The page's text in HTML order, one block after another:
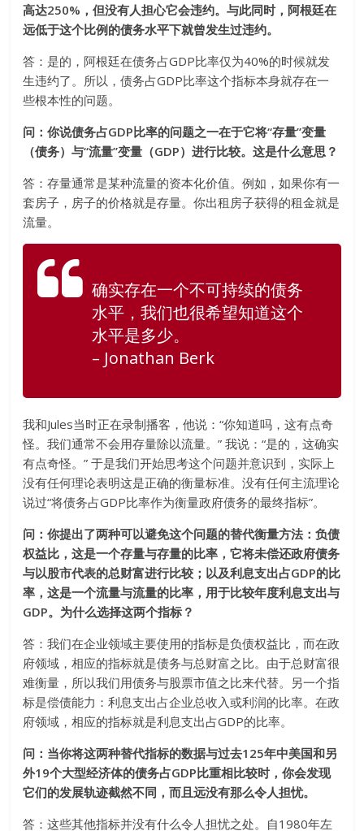
高达250%，但没有人担心它会违约。与此同时，阿根廷在
远低于这个比例的债务水平下就曾发生过违约。
答：是的，阿根廷在债务占GDP比率仅为40%的时候就发
生违约了。所以，债务占GDP比率这个指标本身就存在一
些根本性的问题。
问：你说债务占GDP比率的问题之一在于它将“存量”变量
（债务）与“流量”变量（GDP）进行比较。这是什么意思？
答：存量通常是某种流量的资本化价值。例如，如果你有一
套房子，房子的价格就是存量。你出租房子获得的租金就是
流量。
确实存在一个不可持续的债务
水平，我们也很希望知道这个
水平是多少。
– Jonathan Berk
我和Jules当时正在录制播客，他说：“你知道吗，这有点奇
怪。我们通常不会用存量除以流量。” 我说：“是的，这确实
有点奇怪。” 于是我们开始思考这个问题并意识到，实际上
没有任何理论表明这是正确的衡量标准。没有任何主流理论
说过“将债务占GDP比率作为衡量政府债务的最终指标”。
问：你提出了两种可以避免这个问题的替代衡量方法：负债
权益比，这是一个存量与存量的比率，它将未偿还政府债务
与以股市代表的总财富进行比较；以及利息支出占GDP的比
率，这是一个流量与流量的比率，用于比较年度利息支出与
GDP。为什么选择这两个指标？
答：我们在企业领域主要使用的指标是负债权益比，而在政
府领域，相应的指标就是债务与总财富之比。由于总财富很
难衡量，所以我们用债务与股票市值之比来代替。另一个指
标是偿债能力：利息支出占企业总收入或利润的比率。在政
府领域，相应的指标就是利息支出占GDP的比率。
问：当你将这两种替代指标的数据与过去125年中美国和另
外19个大型经济体的债务占GDP比重相比较时，你会发现
它们的发展轨迹截然不同，而且远没有那么令人担忧。
答：这些其他指标并没有什么令人担忧之处。自1980年左